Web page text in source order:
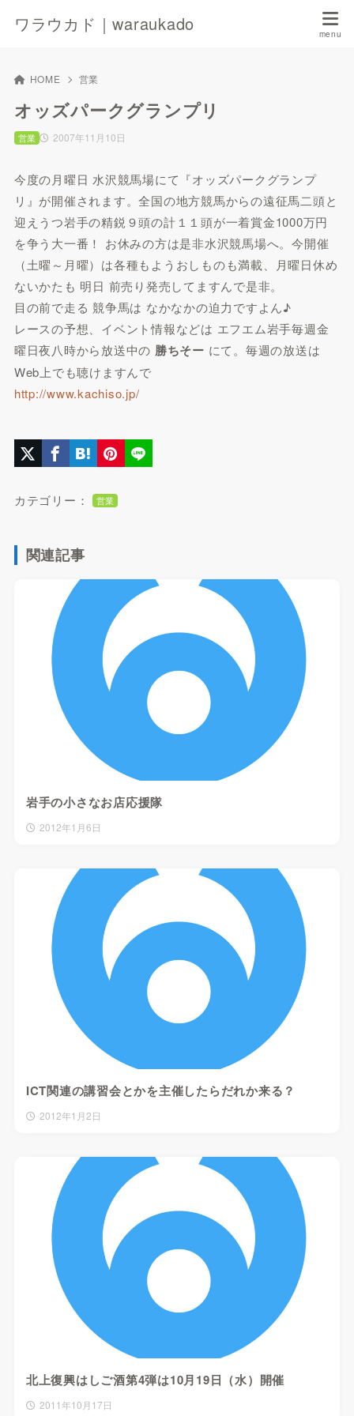
ワラウカド｜waraukado
HOME 営業
オッズパークグランプリ
2007年11月10日
営業
今度の月曜日 水沢競馬場にて『オッズパークグランプ
リ 』が開催されます。全国の地方競馬からの遠征馬二頭と
迎えうつ岩手の精鋭９頭の計１１頭が一着賞金1000万円
を争う大一番！ お休みの方は是非水沢競馬場へ。今開催
（土曜～月曜）は各種もようおしものも満載、月曜日休め
ないかたも 明日 前売り発売してますんで是非。
目の前で走る 競争馬は なかなかの迫力ですよん♪
レースの予想、イベント情報などは エフエム岩手毎週金
曜日夜八時から放送中の 勝ちそー にて。毎週の放送は
Web上でも聴けますんで
http://www.kachiso.jp/
カテゴリー： 営業
関連記事
岩手の小さなお店応援隊
2012年1月6日
ICT関連の講習会とかを主催したらだれか来る？
2012年1月2日
北上復興はしご酒第4弾は10月19日（水）開催
2011年10月17日